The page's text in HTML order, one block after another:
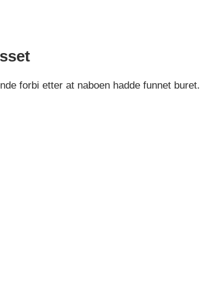
forbi etter at naboen hadde funnet buret.